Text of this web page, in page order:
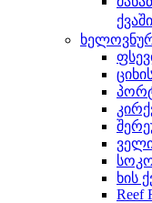
ქვაში
ხის
Reef